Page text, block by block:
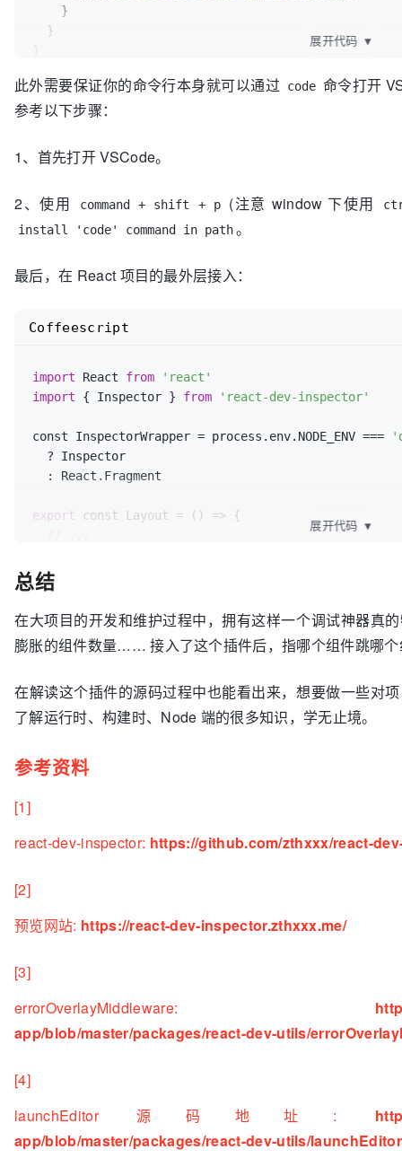
plugins: [
}),
]
}
}
展开代码 ▼
此外需要保证你的命令行本身就可以通过 code 命令打开
参考以下步骤：
1、首先打开 VSCode。
2、使用 command + shift + p (注意 window 下使用
install 'code' command in path 。
最后，在 React 项目的最外层接入：
import React from
'react'
import { Inspector } from 'react-dev-inspector'
const InspectorWrapper = process.env.NODE_ENV ===
? Inspector
: React.Fragment
export const Layout = () => {
return
<InspectorWrapper
keys={['control', 'shift', 'command', 'c' ]}
>
</InspectorWrapper>
)
Coffeescript
展开代码 ▼
总结
在大项目的开发和维护过程中，拥有这样一个调试神器真
膨胀的组件数量…… 接入了这个插件后，指哪个组件跳哪
在解读这个插件的源码过程中也能看出来，想要做一些对
了解运行时、构建时、Node 端的很多知识，学无止境。
参考资料
[1]
react-dev-inspector: https://github.com/zthxxx/react-
[2]
预览网站: https://react-dev-inspector.zthxxx.me/
[3]
errorOverlayMiddleware:
app/blob/master/packages/react-dev-utils/
[4]
launchEditor 源码地址:
app/blob/master/packages/react-dev-utils/